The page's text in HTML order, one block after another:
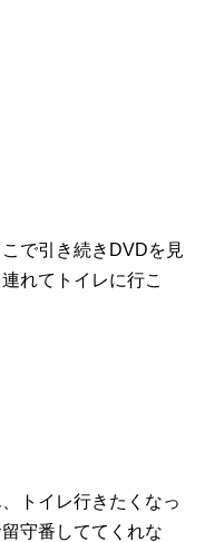
で引き続きDVDを見
れてトイレに行こ
トイレ行きたくなっ
守番しててくれな